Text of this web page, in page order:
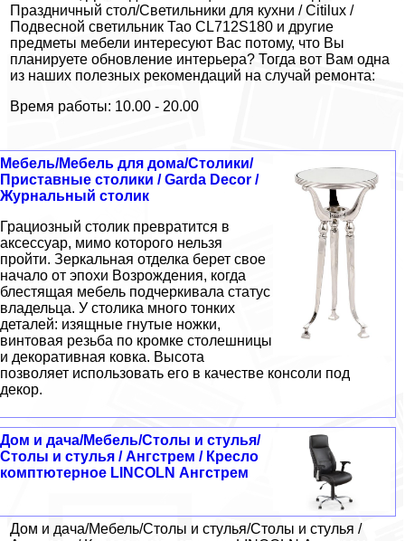
Праздничный стол/Светильники для кухни / Citilux /
Подвесной светильник Тао CL712S180 и другие
предметы мебели интересуют Вас потому, что Вы
планируете обновление интерьера? Тогда вот Вам одна
из наших полезных рекомендаций на случай ремонта:
Время работы: 10.00 - 20.00
Мебель/Мебель для дома/Столики/
Приставные столики / Garda Decor /
Журнальный столик
Грациозный столик превратится в
аксессуар, мимо которого нельзя
пройти. Зеркальная отделка берет свое
начало от эпохи Возрождения, когда
блестящая мебель подчеркивала статус
владельца. У столика много тонких
деталей: изящные гнутые ножки,
винтовая резьба по кромке столешницы
и декоративная ковка. Высота
позволяет использовать его в качестве консоли под
декор.
Дом и дача/Мебель/Столы и стулья/
Столы и стулья / Ангстрем / Кресло
комптютерное LINCOLN Ангстрем
Дом и дача/Мебель/Столы и стулья/Столы и стулья /